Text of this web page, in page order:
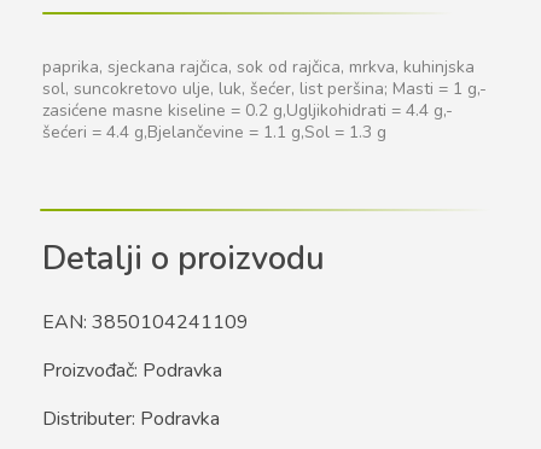
paprika, sjeckana rajčica, sok od rajčica, mrkva, kuhinjska
sol, suncokretovo ulje, luk, šećer, list peršina; Masti = 1 g,-
zasićene masne kiseline = 0.2 g,Ugljikohidrati = 4.4 g,-
šećeri = 4.4 g,Bjelančevine = 1.1 g,Sol = 1.3 g
Detalji o proizvodu
EAN: 3850104241109
Proizvođač: Podravka
Distributer: Podravka